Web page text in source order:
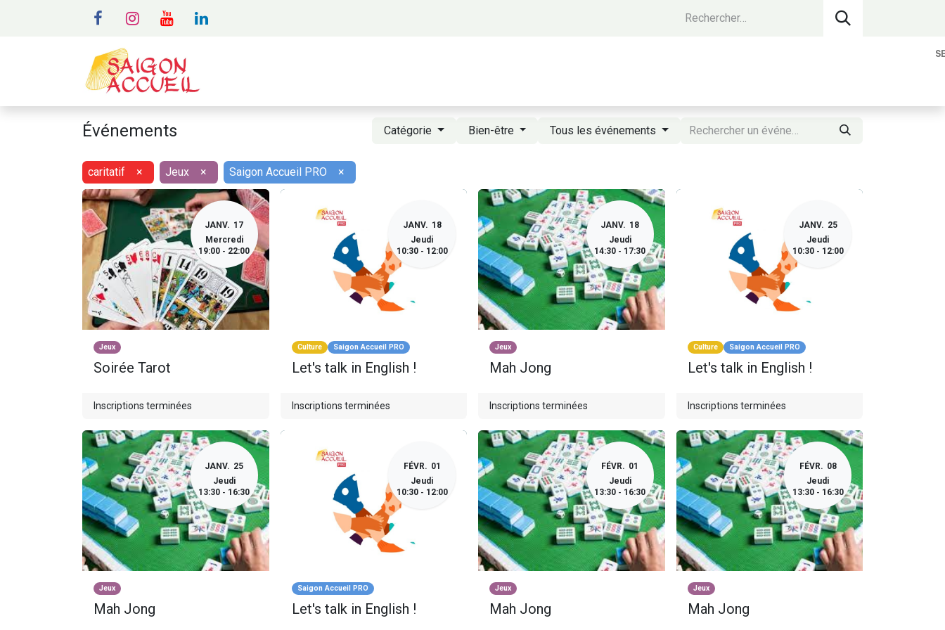
Événements Catégorie Bien-être Tous les événements
caritatif × Jeux × Saigon Accueil PRO ×
JANV. 17
Mercredi
19:00 - 22:00
Jeux
Soirée Tarot
Inscriptions terminées
JANV. 18
Jeudi
10:30 - 12:00
Culture Saigon Accueil PRO
Let's talk in English !
Inscriptions terminées
JANV. 18
Jeudi
14:30 - 17:30
Jeux
Mah Jong
Inscriptions terminées
JANV. 25
Jeudi
10:30 - 12:00
Culture Saigon Accueil PRO
Let's talk in English !
Inscriptions terminées
JANV. 25
Jeudi
13:30 - 16:30
Jeux
Mah Jong
FÉVR. 01
Jeudi
10:30 - 12:00
Saigon Accueil PRO
Let's talk in English !
FÉVR. 01
Jeudi
13:30 - 16:30
Jeux
Mah Jong
FÉVR. 08
Jeudi
13:30 - 16:30
Jeux
Mah Jong